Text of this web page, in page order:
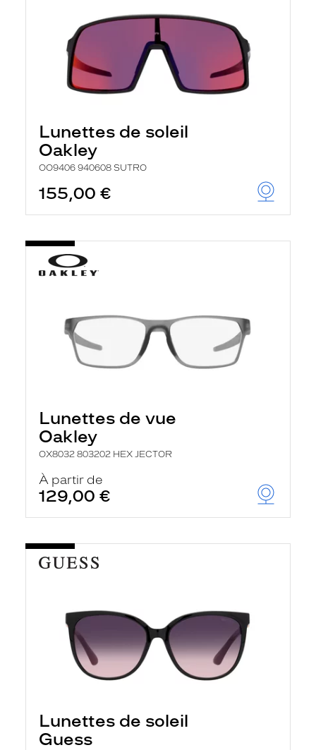
Lunettes de soleil
Oakley
OO9406 940608 SUTRO
155,00 €
Lunettes de vue
Oakley
OX8032 803202 HEX JECTOR
À partir de
129,00 €
Lunettes de soleil
Guess